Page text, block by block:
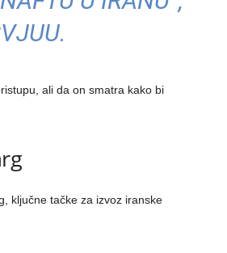
ali da on smatra kako bi
ključne tačke za izvoz iranske